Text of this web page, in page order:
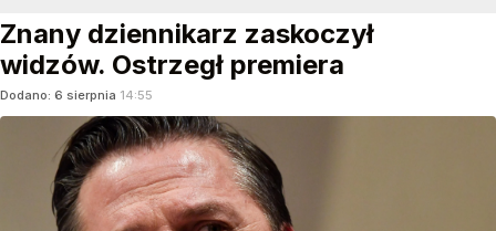
Znany dziennikarz zaskoczył
widzów. Ostrzegł premiera
Dodano: 6 sierpnia 14:55